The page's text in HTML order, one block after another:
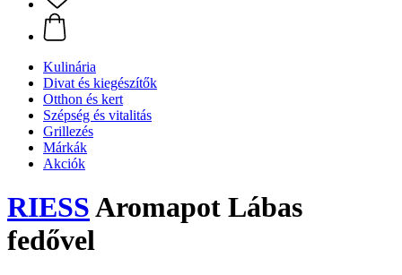
Kulinária
Divat és kiegészítők
Otthon és kert
Szépség és vitalitás
Grillezés
Márkák
Akciók
RIESSAromapot Lábas
fedővel